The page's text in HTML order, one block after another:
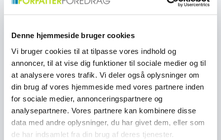
Denne hjemmeside bruger cookies
Vi bruger cookies til at tilpasse vores indhold og
annoncer, til at vise dig funktioner til sociale medier og til
at analysere vores trafik. Vi deler også oplysninger om
din brug af vores hjemmeside med vores partnere inden
for sociale medier, annonceringspartnere og
analysepartnere. Vores partnere kan kombinere disse
data med andre oplysninger, du har givet dem, eller som
de har indsamlet fra din brug af deres tjenester.
selv fandt hjælpsomme, når modstanden var størst.
Viden, håb og praktiske erfaringer
Et foredrag med Madison er både rørende og
praktisk. Hun deler erfaringer fra alle faser af
sygdommen og sætter fokus på, hvordan man som
pårørende kan bevare styrke og livsglæde, selv når
forløbet føles uoverskueligt. Hendes tilgang bygger
ikke på teorier, men på virkelighed. Derfor oplever
mange, at hendes fortællinger rammer dybt, samtidig